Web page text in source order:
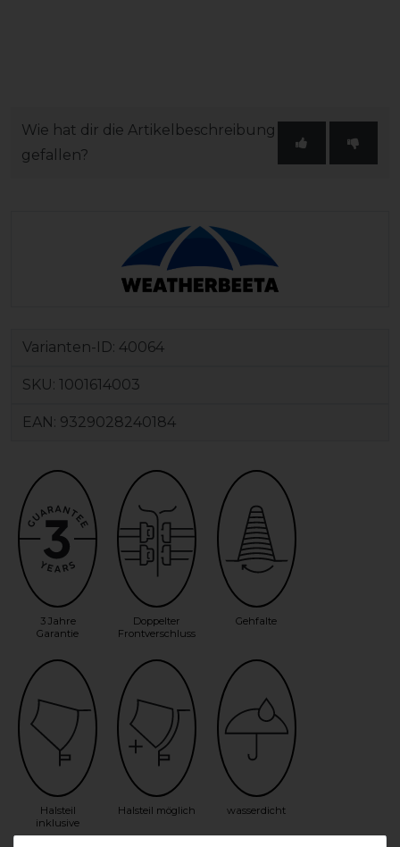
Wie hat dir die Artikelbeschreibung
gefallen?
Varianten-ID: 40064
SKU: 1001614003
EAN: 9329028240184
3 Jahre
Garantie
Doppelter
Frontverschluss
Gehfalte
Halsteil
inklusive
Halsteil möglich wasserdicht